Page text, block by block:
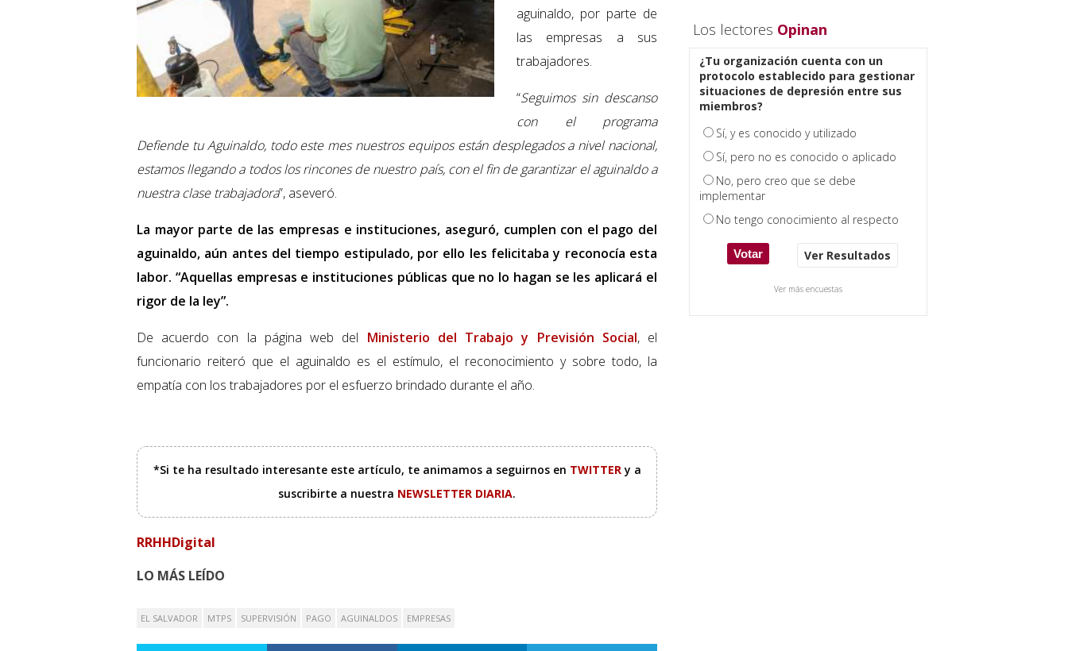
aguinaldo, por parte de
las empresas a sus
trabajadores.
“Seguimos sin descanso
con el programa
Defiende tu Aguinaldo, todo este mes nuestros equipos están desplegados a nivel nacional,
estamos llegando a todos los rincones de nuestro país, con el fin de garantizar el aguinaldo a
nuestra clase trabajadora”, aseveró.
La mayor parte de las empresas e instituciones, aseguró, cumplen con el pago del
aguinaldo, aún antes del tiempo estipulado, por ello les felicitaba y reconocía esta
labor. “Aquellas empresas e instituciones públicas que no lo hagan se les aplicará el
rigor de la ley”.
De acuerdo con la página web del Ministerio del Trabajo y Previsión Social, el
funcionario reiteró que el aguinaldo es el estímulo, el reconocimiento y sobre todo, la
empatía con los trabajadores por el esfuerzo brindado durante el año.
*Si te ha resultado interesante este artículo, te animamos a seguirnos en TWITTERy a
suscribirte a nuestra NEWSLETTER DIARIA.
RRHHDigital
LO MÁS LEÍDO
EL SALVADOR MTPS SUPERVISIÓN PAGO AGUINALDOS EMPRESAS
Los lectores Opinan
¿Tu organización cuenta con un
protocolo establecido para gestionar
situaciones de depresión entre sus
miembros?
Sí, y es conocido y utilizado
Sí, pero no es conocido o aplicado
No, pero creo que se debe
implementar
No tengo conocimiento al respecto
Ver Resultados
Ver más encuestas